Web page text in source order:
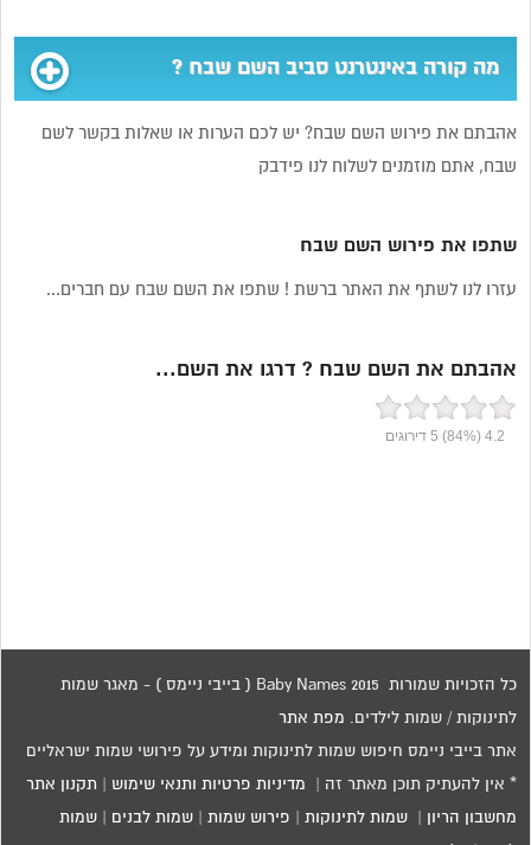
מה קורה באינטרנט סביב השם שבח ?
אהבתם את פירוש השם שבח? יש לכם הערות או שאלות בקשר לשם
שבח, אתם מוזמנים לשלוח לנו פידבק
שתפו את פירוש השם שבח
עזרו לנו לשתף את האתר ברשת ! שתפו את השם שבח עם חברים...
אהבתם את השם שבח ? דרגו את השם...
4.2
(84%)
5דירוגים
כל הזכויות שמורות 2015 Baby Names ( בייבי ניימס ) - מאגר שמות
לתינוקות / שמות לילדים. מפת אתר
אתר בייבי ניימס חיפוש שמות לתינוקות ומידע על פירושי שמות ישראליים
* אין להעתיק תוכן מאתר זה | מדיניות פרטיות ותנאי שימוש תקנון אתר
מחשבון הריון |שמות לתינוקות פירוש שמות |שמות לבנים |שמות